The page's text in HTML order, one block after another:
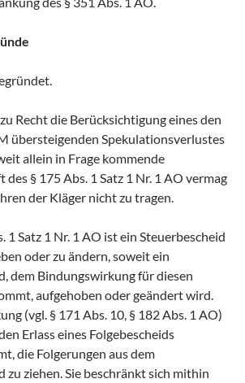
Recht die Berücksichtigung eines den
übersteigenden Spekulationsverlustes
allein in Frage kommende
§ 175 Abs. 1 Satz 1 Nr. 1 AO vermag
der Kläger nicht zu tragen.
1 Satz 1 Nr. 1 AO ist ein Steuerbescheid
oder zu ändern, soweit ein
dem Bindungswirkung für diesen
aufgehoben oder geändert wird.
(vgl. § 171 Abs. 10, § 182 Abs. 1 AO)
Erlass eines Folgebescheids
die Folgerungen aus dem
zu ziehen. Sie beschränkt sich mithin